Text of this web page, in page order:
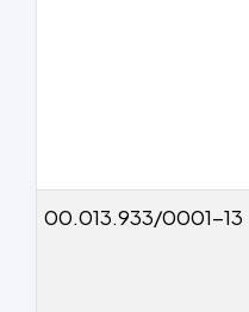
00.013.933/0001-13